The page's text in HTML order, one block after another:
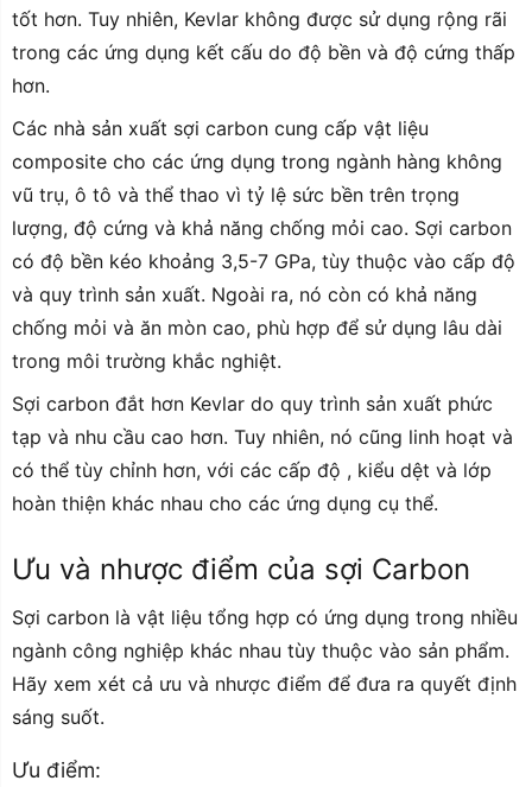
tốt hơn. Tuy nhiên, Kevlar không được sử dụng rộng rãi
trong các ứng dụng kết cấu do độ bền và độ cứng thấp
hơn.
Các nhà sản xuất sợi carbon cung cấp vật liệu
composite cho các ứng dụng trong ngành hàng không
vũ trụ, ô tô và thể thao vì tỷ lệ sức bền trên trọng
lượng, độ cứng và khả năng chống mỏi cao. Sợi carbon
có độ bền kéo khoảng 3,5-7 GPa, tùy thuộc vào cấp độ
và quy trình sản xuất. Ngoài ra, nó còn có khả năng
chống mỏi và ăn mòn cao, phù hợp để sử dụng lâu dài
trong môi trường khắc nghiệt.
Sợi carbon đắt hơn Kevlar do quy trình sản xuất phức
tạp và nhu cầu cao hơn. Tuy nhiên, nó cũng linh hoạt và
có thể tùy chỉnh hơn, với các cấp độ , kiểu dệt và lớp
hoàn thiện khác nhau cho các ứng dụng cụ thể.
Ưu và nhược điểm của sợi Carbon
Sợi carbon là vật liệu tổng hợp có ứng dụng trong nhiều
ngành công nghiệp khác nhau tùy thuộc vào sản phẩm.
Hãy xem xét cả ưu và nhược điểm để đưa ra quyết định
sáng suốt.
Ưu điểm: